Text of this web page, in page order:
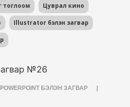
Цуврал кино
Illustrator бэлэн загвар
№26
POWERPOINT БЭЛЭН ЗАГВАР